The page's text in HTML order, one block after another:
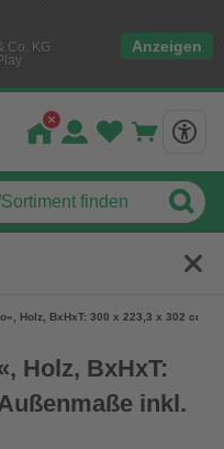
Co. KG
Anzeigen
Holz, BxHxT: 300 x 223,3 x 302 cm
Holz, BxHxT:
inkl.